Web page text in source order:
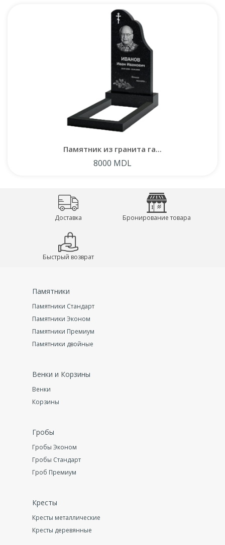
Памятник из гранита га...
8000 MDL
Доставка Бронирование товара
Быстрый возврат
Памятники
Памятники Стандарт
Памятники Эконом
Памятники Премиум
Памятники двойные
Венки и Корзины
Венки
Корзины
Гробы
Гробы Эконом
Гробы Стандарт
Гроб Премиум
Кресты
Кресты металлические
Кресты деревянные